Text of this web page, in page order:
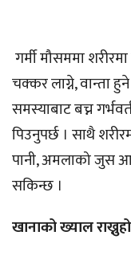
गर्मी मौसममा
चक्कर लाग्ने, वान्ता
समस्याबाट बच्न
पिउनुपर्छ । साथै
पानी, अमलाको जुस
सकिन्छ ।
खानाको ख्याल